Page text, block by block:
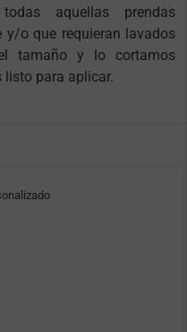
aquellas prendas
y/o que requieran lavados
tamaño y lo cortamos
listo para aplicar.